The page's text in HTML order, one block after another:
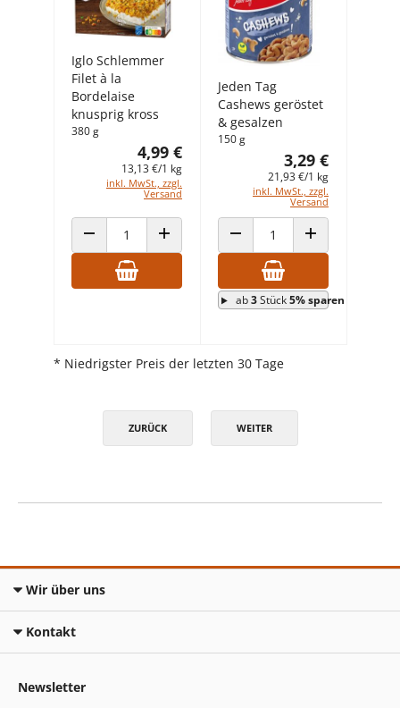
Iglo Schlemmer
Filet à la
Bordelaise
knusprig kross
380 g
4,99 €
13,13 €/1 kg
inkl. MwSt., zzgl.
Versand
ANZAHL VERRINGERNANZAHL ERHÖHEN
Jeden Tag
Cashews geröstet
& gesalzen
150 g
3,29 €
21,93 €/1 kg
inkl. MwSt., zzgl.
Versand
ANZAHL VERRINGERNANZAHL ERHÖHEN
ab3Stück5% sparen
* Niedrigster Preis der letzten 30 Tage
ZURÜCK WEITER
Wir über uns
Kontakt
Newsletter